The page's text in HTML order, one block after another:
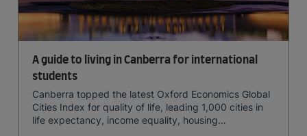
A guide to living in Canberra for international
students
Canberra topped the latest Oxford Economics Global
Cities Index for quality of life, leading 1,000 cities in
life expectancy, income equality, housing